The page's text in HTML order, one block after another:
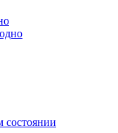
состоянии